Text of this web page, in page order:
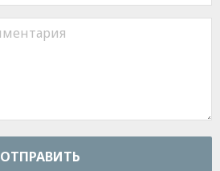
ОТПРАВИТЬ